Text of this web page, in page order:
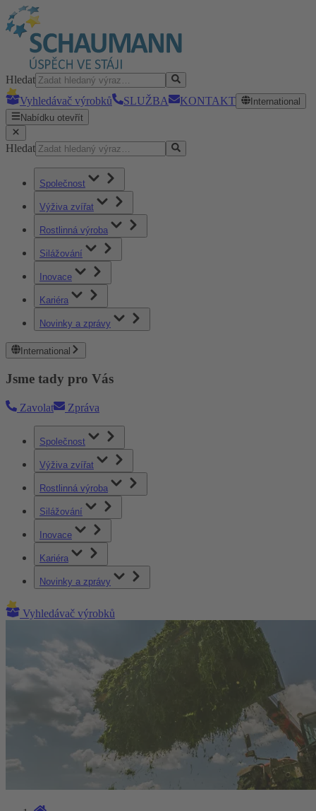
Hledat
Vyhledávač výrobků
SLUŽBA KONTAKT
International
Nabídku otevřít
Hledat
Společnost
Výživa zvířat
Rostlinná výroba
Silážování
Inovace
Kariéra
Novinky a zprávy
International
Jsme tady pro Vás
Zavolat Zpráva
Společnost
Výživa zvířat
Rostlinná výroba
Silážování
Inovace
Kariéra
Novinky a zprávy
Vyhledávač výrobků